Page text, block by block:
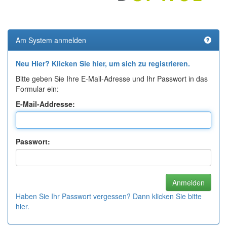
Am System anmelden
Neu Hier? Klicken Sie hier, um sich zu registrieren.
Bitte geben Sie Ihre E-Mail-Adresse und Ihr Passwort in das
Formular ein:
E-Mail-Addresse:
Passwort:
Haben Sie Ihr Passwort vergessen? Dann klicken Sie bitte
hier.